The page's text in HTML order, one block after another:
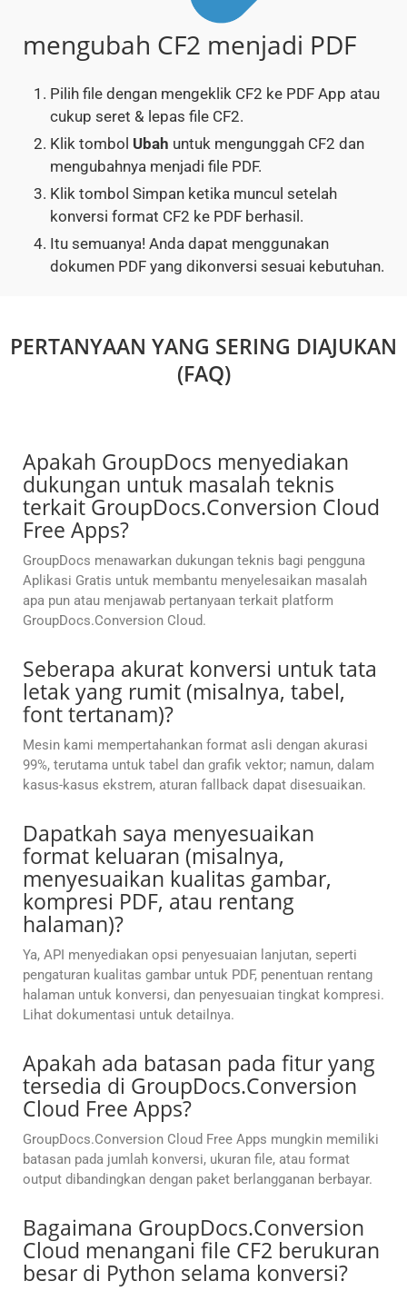
mengubah CF2 menjadi PDF
Pilih file dengan mengeklik CF2 ke PDF App atau
cukup seret & lepas file CF2.
Klik tombol Ubah untuk mengunggah CF2 dan
mengubahnya menjadi file PDF.
Klik tombol Simpan ketika muncul setelah
konversi format CF2 ke PDF berhasil.
Itu semuanya! Anda dapat menggunakan
dokumen PDF yang dikonversi sesuai kebutuhan.
PERTANYAAN YANG SERING DIAJUKAN
(FAQ)
Apakah GroupDocs menyediakan
dukungan untuk masalah teknis
terkait GroupDocs.Conversion Cloud
Free Apps?
GroupDocs menawarkan dukungan teknis bagi pengguna
Aplikasi Gratis untuk membantu menyelesaikan masalah
apa pun atau menjawab pertanyaan terkait platform
GroupDocs.Conversion Cloud.
Seberapa akurat konversi untuk tata
letak yang rumit (misalnya, tabel,
font tertanam)?
Mesin kami mempertahankan format asli dengan akurasi
99%, terutama untuk tabel dan grafik vektor; namun, dalam
kasus-kasus ekstrem, aturan fallback dapat disesuaikan.
Dapatkah saya menyesuaikan
format keluaran (misalnya,
menyesuaikan kualitas gambar,
kompresi PDF, atau rentang
halaman)?
Ya, API menyediakan opsi penyesuaian lanjutan, seperti
pengaturan kualitas gambar untuk PDF, penentuan rentang
halaman untuk konversi, dan penyesuaian tingkat kompresi.
Lihat dokumentasi untuk detailnya.
Apakah ada batasan pada fitur yang
tersedia di GroupDocs.Conversion
Cloud Free Apps?
GroupDocs.Conversion Cloud Free Apps mungkin memiliki
batasan pada jumlah konversi, ukuran file, atau format
output dibandingkan dengan paket berlangganan berbayar.
Bagaimana GroupDocs.Conversion
Cloud menangani file CF2 berukuran
besar di Python selama konversi?